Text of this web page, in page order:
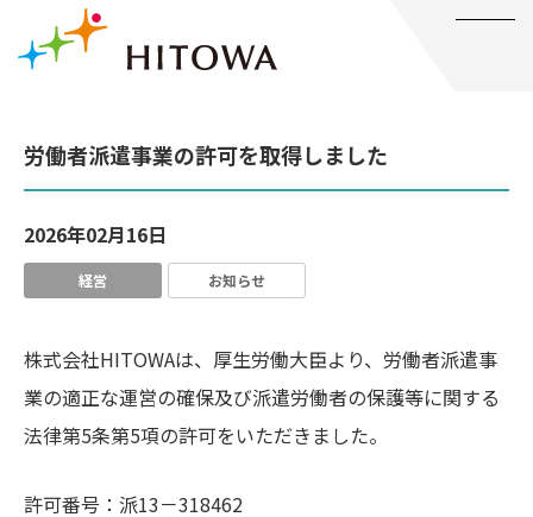
メニュー
労働者派遣事業の許可を取得しました
2026年02月16日
経営 お知らせ
株式会社HITOWAは、厚生労働大臣より、労働者派遣事
業の適正な運営の確保及び派遣労働者の保護等に関する
法律第5条第5項の許可をいただきました。
許可番号：派13－318462